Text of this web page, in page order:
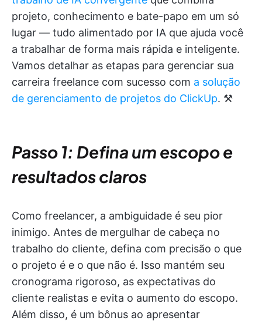
projeto, conhecimento e bate-papo em um só
lugar — tudo alimentado por IA que ajuda você
a trabalhar de forma mais rápida e inteligente.
Vamos detalhar as etapas para gerenciar sua
carreira freelance com sucesso com a solução
de gerenciamento de projetos do ClickUp. ⚒️
Passo 1: Defina um escopo e
resultados claros
Como freelancer, a ambiguidade é seu pior
inimigo. Antes de mergulhar de cabeça no
trabalho do cliente, defina com precisão o que
o projeto é e o que não é. Isso mantém seu
cronograma rigoroso, as expectativas do
cliente realistas e evita o aumento do escopo.
Além disso, é um bônus ao apresentar